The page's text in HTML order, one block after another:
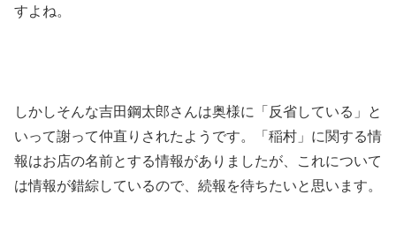
すよね。
しかしそんな吉田鋼太郎さんは奥様に「反省している」と
いって謝って仲直りされたようです。「稲村」に関する情
報はお店の名前とする情報がありましたが、これについて
は情報が錯綜しているので、続報を待ちたいと思います。